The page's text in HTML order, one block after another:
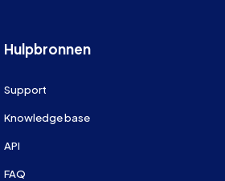
Hulpbronnen
Support
Knowledge base
API
FAQ